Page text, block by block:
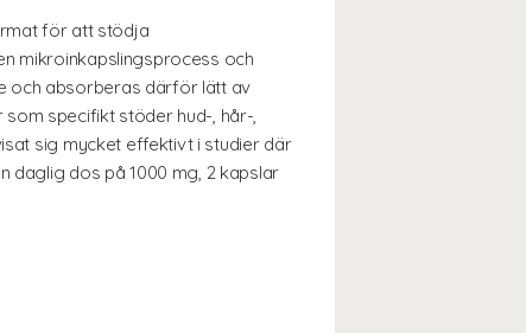
för att stödja
mikroinkapslingsprocess och
och absorberas därför lätt av
specifikt stöder hud-, hår-,
sig mycket effektivt i studier där
daglig dos på 1000 mg, 2 kapslar